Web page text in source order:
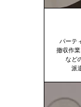
パーテ
撤収作
など
派